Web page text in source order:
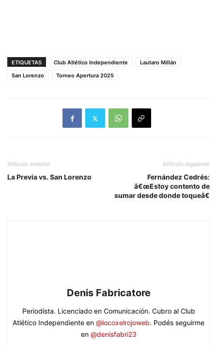
ETIQUETAS Club Atlético Independiente
Lautaro Millán
San Lorenzo
Torneo Apertura 2025
Artículo anterior
La Previa vs. San Lorenzo
Artículo siguiente
Fernández Cedrés:
â€œEstoy contento de
sumar desde donde toqueâ€
Denis Fabricatore
Periodista. Licenciado en Comunicación. Cubro al Club
Atlético Independiente en @locoxelrojoweb. Podés seguirme
en @denisfabri23